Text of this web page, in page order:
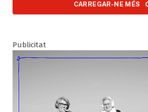
CARREGAR-NE MÉS
Publicitat